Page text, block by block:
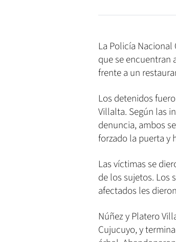
La Policía
que se encuentran
frente a un
Los detenidos
Villalta. Según las
denuncia, ambos
forzado la puerta y
Las víctimas se
de los sujetos. Los
afectados les
Núñez y Platero
Cujucuyo, y